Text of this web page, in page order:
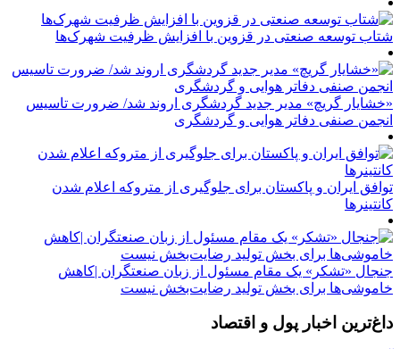
شتاب توسعه صنعتی در قزوین با افزایش ظرفیت شهرک‌ها
«خشایار گریچ» مدیر جدید گردشگری اروند شد/ ضرورت تاسیس
انجمن صنفی دفاتر هوایی و گردشگری
توافق ایران و پاکستان برای جلوگیری از متروکه اعلام شدن
کانتینرها
جنجال «تشکر» یک مقام مسئول از زبان صنعتگران |کاهش
خاموشی‌ها برای بخش تولید رضایت‌بخش نیست
داغ‌ترین اخبار پول و اقتصاد